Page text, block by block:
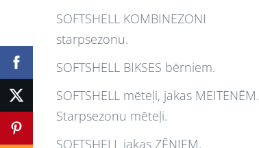
SOFTSHELL KOMBINEZONI
starpsezonu.
SOFTSHELL BIKSES bērniem.
SOFTSHELL mēteļi, jakas MEITENĒM.
Starpsezonu mēteļi.
SOFTSHELL jakas ZĒNIEM,